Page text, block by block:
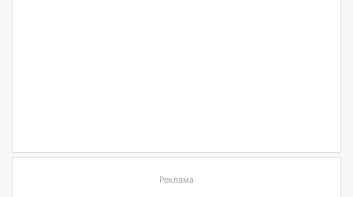
Реклама